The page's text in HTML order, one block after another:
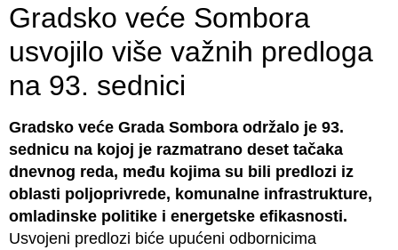
Gradsko veće Sombora
usvojilo više važnih predloga
na 93. sednici
Gradsko veće Grada Sombora održalo je 93.
sednicu na kojoj je razmatrano deset tačaka
dnevnog reda, među kojima su bili predlozi iz
oblasti poljoprivrede, komunalne infrastrukture,
omladinske politike i energetske efikasnosti.
Usvojeni predlozi biće upućeni odbornicima